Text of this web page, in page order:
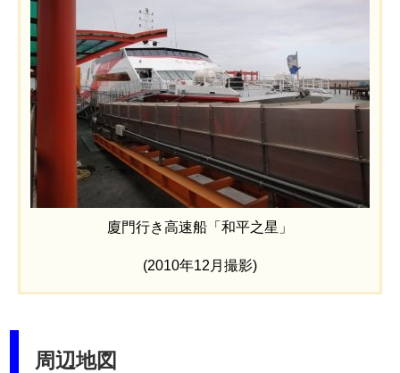
廈門行き高速船「和平之星」
(2010年12月撮影)
周辺地図